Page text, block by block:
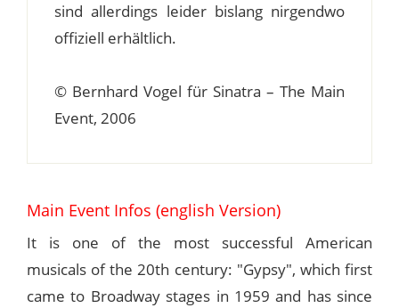
sind allerdings leider bislang nirgendwo
offiziell erhältlich.
© Bernhard Vogel für Sinatra – The Main
Event, 2006
Main Event Infos (english Version)
It is one of the most successful American
musicals of the 20th century: "Gypsy", which first
came to Broadway stages in 1959 and has since